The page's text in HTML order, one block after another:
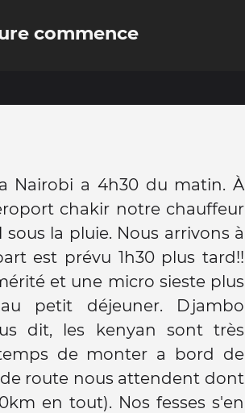
commence
Nairobi a 4h30 du matin. À
chakir notre chauffeur
est prévu 1h30 plus tard!!
et une micro sieste plus
petit déjeuner. Djambo
dit, les kenyan sont très
de monter a bord de
route nous attendent dont
en tout). Nos fesses s'en